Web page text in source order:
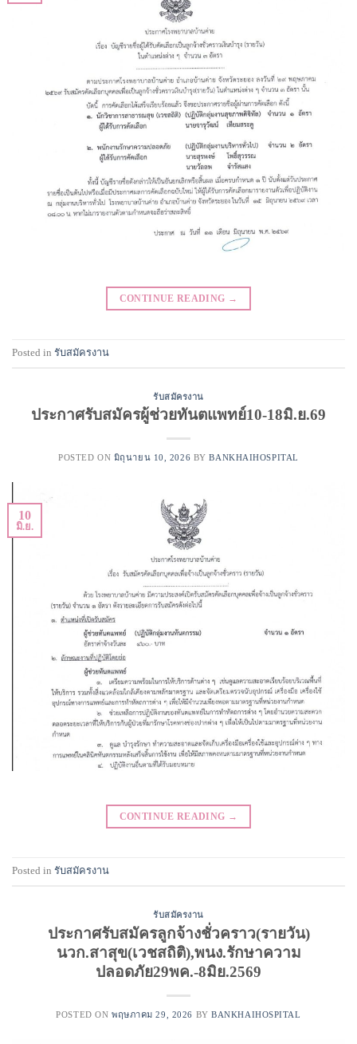
CONTINUE READING →
Posted in รับสมัครงาน
รับสมัครงาน
ประกาศรับสมัครผู้ช่วยทันตแพทย์10-18มิ.ย.69
POSTED ON มิถุนายน 10, 2026 BYBANKHAIHOSPITAL
10
มิ.ย.
CONTINUE READING →
Posted in รับสมัครงาน
รับสมัครงาน
ประกาศรับสมัครลูกจ้างชั่วคราว(รายวัน)
นวก.สาสุข(เวชสถิติ),พนง.รักษาความ
ปลอดภัย29พค.-8มิย.2569
POSTED ON พฤษภาคม 29, 2026 BYBANKHAIHOSPITAL